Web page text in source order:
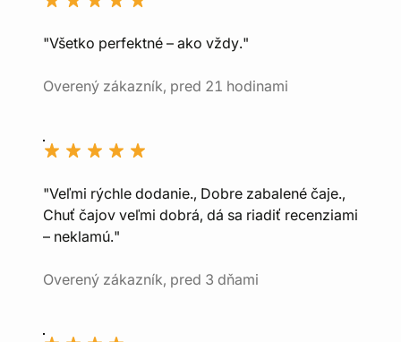
"Všetko perfektné – ako vždy."
Overený zákazník, pred 21 hodinami
"Veľmi rýchle dodanie., Dobre zabalené čaje.,
Chuť čajov veľmi dobrá, dá sa riadiť recenziami
– neklamú."
Overený zákazník, pred 3 dňami